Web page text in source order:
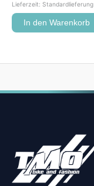
Lieferzeit: Standardlieferung
In den Warenkorb